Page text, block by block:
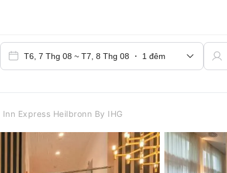
Inn Express Heilbronn By IHG